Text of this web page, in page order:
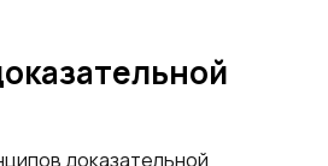
доказательной